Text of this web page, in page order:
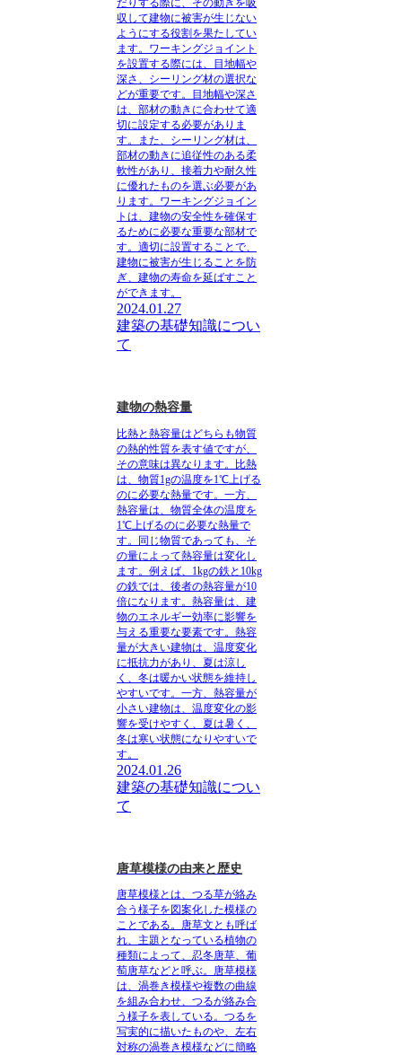
だりする際に、その動きを吸
収して建物に被害が生じない
ようにする役割を果たしてい
ます。 ワーキングジョイント
を設置する際には、目地幅や
深さ、シーリング材の選択な
どが重要です。目地幅や深さ
は、部材の動きに合わせて適
切に設定する必要がありま
す。また、シーリング材は、
部材の動きに追従性のある柔
軟性があり、接着力や耐久性
に優れたものを選ぶ必要があ
ります。 ワーキングジョイン
ト は、建物の安全性を確保す
るために必要な重要な部材で
す。適切に設置することで、
建物に被害が生じることを防
ぎ、建物の寿命を延ばすこと
ができます。
2024.01.27
建築の基礎知識につい
て
建物の熱容量
比熱と熱容量はどちらも物質
の熱的性質を表す値ですが、
その意味は異なります。比熱
は、物質1gの温度を1℃上げる
のに必要な熱量です。一方、
熱容量は、物質全体の温度を
1℃上げるのに必要な熱量で
す。 同じ物質であっても、そ
の量によって熱容量は変化し
ます。 例えば、1kgの鉄と10kg
の鉄では、後者の熱容量が10
倍になります。 熱容量は、建
物のエネルギー効率に影響を
与える重要な要素です。 熱容
量が大きい建物は、温度変化
に抵抗力があり、夏は涼し
く、冬は暖かい状態を維持し
やすいです。一方、熱容量が
小さい建物は、温度変化の影
響を受けやすく、夏は暑く、
冬は寒い状態になりやすいで
す。
2024.01.26
建築の基礎知識につい
て
唐草模様の由来と歴史
唐草模様とは、 つる草が絡み
合う様子を図案化した模様の
ことである。唐草文とも呼ば
れ、主題となっている植物の
種類によって、忍冬唐草、葡
萄唐草などと呼ぶ。唐草模様
は、 渦巻き模様や複数の曲線
を組み合わせ、つるが絡み合
う様子を表している。つるを
写実的に描いたものや、左右
対称の渦巻き模様などに簡略